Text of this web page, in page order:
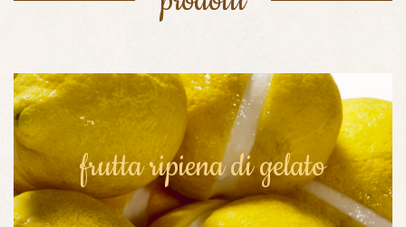
frutta ripiena di gelato